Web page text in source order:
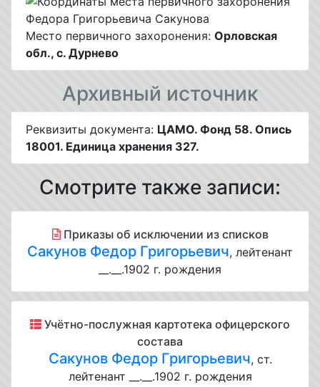
Место первичного захоронения: Орловская
обл., с. Дурнево
Архивный источник
Реквизиты документа: ЦАМО. Фонд 58. Опись
18001. Единица хранения 327.
Смотрите также записи:
Приказы об исключении из списков
Сакунов Федор Григорьевич, лейтенант
__.__.1902 г. рождения
Учётно-послужная картотека офицерского
состава
Сакунов Федор Григорьевич, ст.
лейтенант __.__.1902 г. рождения